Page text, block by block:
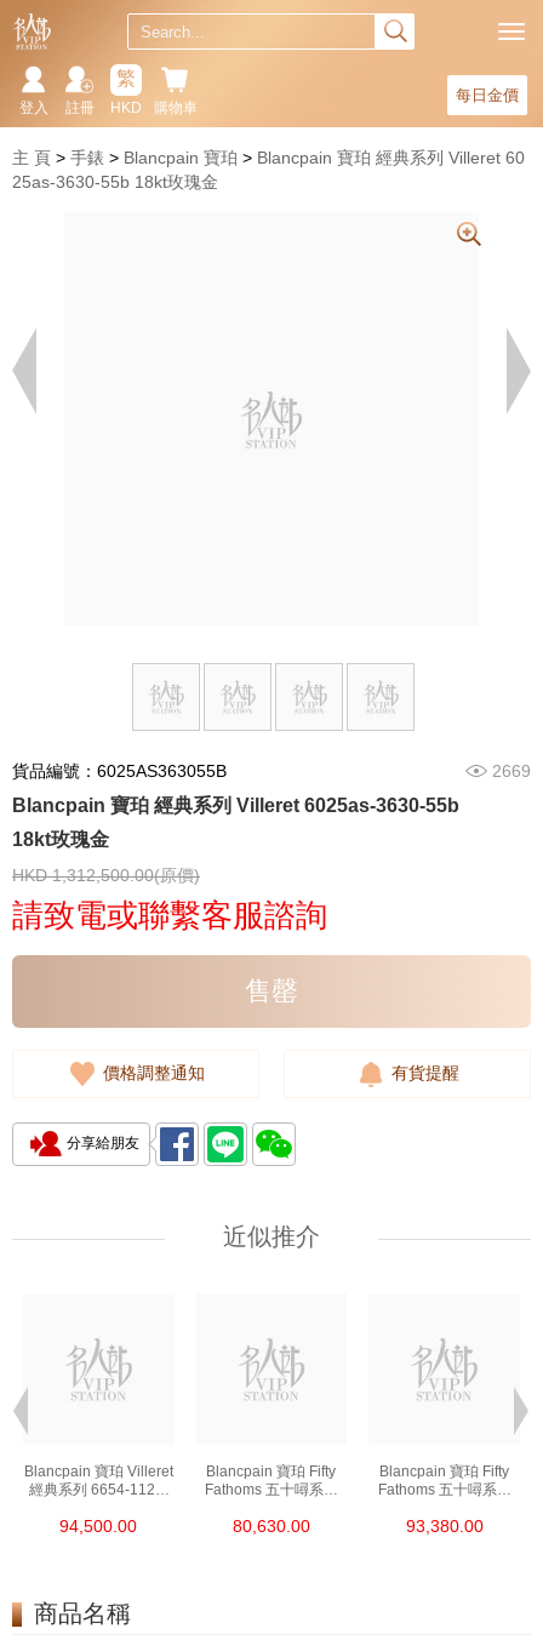
每日金價
購物車
繁
HKD
註冊
登入
主 頁 手錶 Blancpain 寶珀
Blancpain 寶珀 經典系列 Villeret 60
25as-3630-55b 18kt玫瑰金
貨品編號：6025AS363055B 2669
Blancpain 寶珀 經典系列 Villeret 6025as-3630-55b
18kt玫瑰金
HKD 1,312,500.00(原價)
請致電或聯繫客服諮詢
售罄
價格調整通知 有貨提醒
分享給朋友
近似推介
Blancpain 寶珀 Villeret
經典系列 6654-1127-
94,500.00
Blancpain 寶珀 Fifty
Fathoms 五十噚系列
80,630.00
Blancpain 寶珀 Fifty
Fathoms 五十噚系列
93,380.00
商品名稱